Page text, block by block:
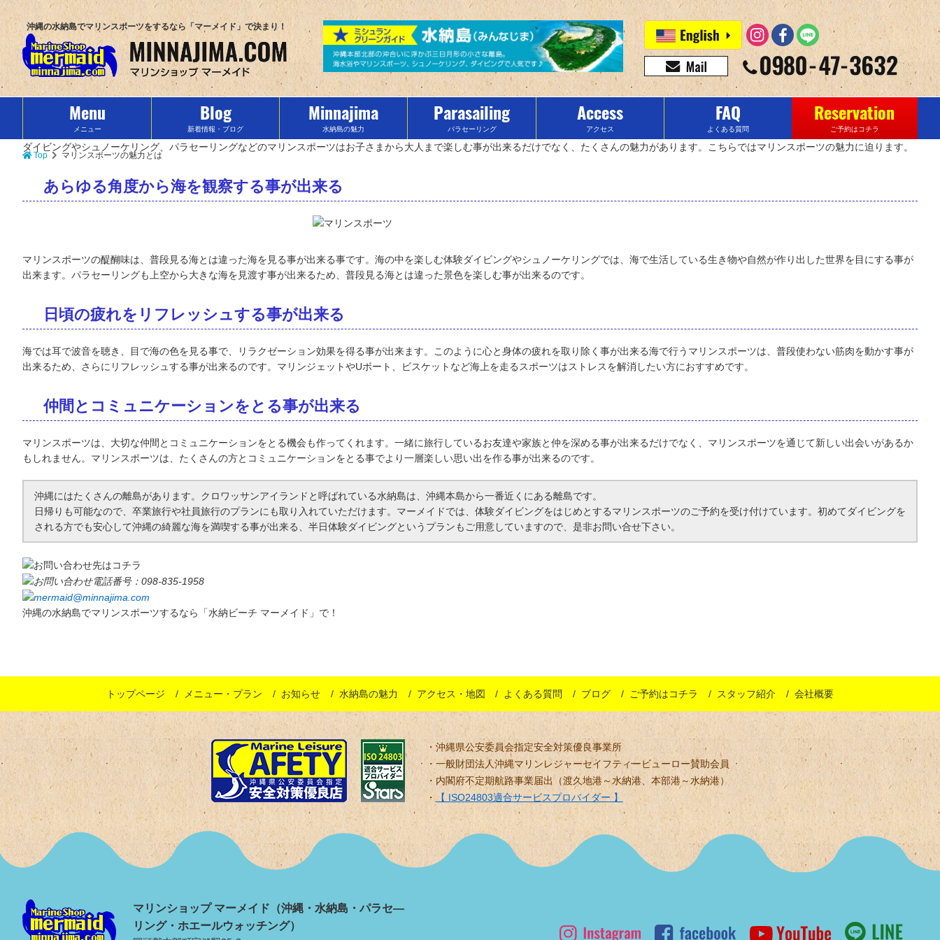
沖縄の水納島でマリンスポーツをするなら「マーメイド」で決まり！
Menu
メニュー
Blog
新着情報・ブログ
Minnajima
水納島の魅力
Parasailing
パラセーリング
Access
アクセス
FAQ
よくある質問
Reservation
ご予約はコチラ
Top マリンスポーツの魅力とは
ダイビングやシュノーケリング、パラセーリングなどのマリンスポーツはお子さまから大人まで楽しむ事が出来るだけでなく、たくさんの魅力があります。こちらではマリンスポーツの魅力に迫ります。
あらゆる角度から海を観察する事が出来る
マリンスポーツの醍醐味は、普段見る海とは違った海を見る事が出来る事です。海の中を楽しむ体験ダイビングやシュノーケリングでは、海で生活している生き物や自然が作り出した世界を目にする事が
出来ます。パラセーリングも上空から大きな海を見渡す事が出来るため、普段見る海とは違った景色を楽しむ事が出来るのです。
日頃の疲れをリフレッシュする事が出来る
海では耳で波音を聴き、目で海の色を見る事で、リラクゼーション効果を得る事が出来ます。このように心と身体の疲れを取り除く事が出来る海で行うマリンスポーツは、普段使わない筋肉を動かす事が
出来るため、さらにリフレッシュする事が出来るのです。マリンジェットやUボート、ビスケットなど海上を走るスポーツはストレスを解消したい方におすすめです。
仲間とコミュニケーションをとる事が出来る
マリンスポーツは、大切な仲間とコミュニケーションをとる機会も作ってくれます。一緒に旅行しているお友達や家族と仲を深める事が出来るだけでなく、マリンスポーツを通じて新しい出会いがあるか
もしれません。マリンスポーツは、たくさんの方とコミュニケーションをとる事でより一層楽しい思い出を作る事が出来るのです。
沖縄にはたくさんの離島があります。クロワッサンアイランドと呼ばれている水納島は、沖縄本島から一番近くにある離島です。
日帰りも可能なので、卒業旅行や社員旅行のプランにも取り入れていただけます。マーメイドでは、 体験ダイビングをはじめとするマリンスポーツのご予約を受け付けています。初めてダイビングを
される方でも安心して沖縄の綺麗な海を満喫する事が出来る、半日体験ダイビングというプランもご用意していますので、是非お問い合せ下さい。
沖縄の水納島でマリンスポーツするなら 「水納ビーチ マーメイド」 で！
トップページ メニュー・プラン お知らせ 水納島の魅力 アクセス・地図 よくある質問 ブログ ご予約はコチラ スタッフ紹介 会社概要
沖縄県公安委員会指定安全対策優良事業所
一般財団法人沖縄マリンレジャーセイフティービューロー賛助会員
内閣府不定期航路事業届出（渡久地港～水納港、本部港～水納港）
【 ISO24803適合サービスプロバイダー 】
マリンショップ マーメイド（沖縄・水納島・パラセ―
リング・ホエールウォッチング）